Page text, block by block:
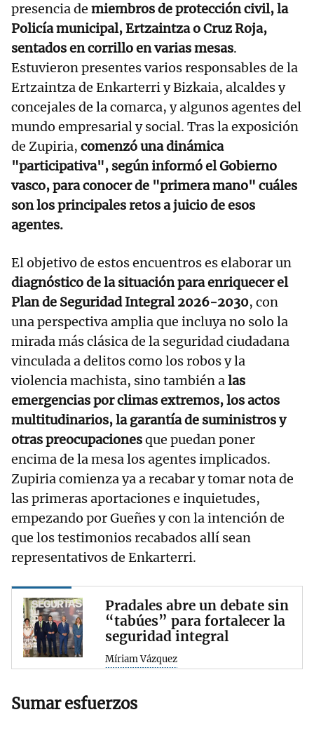
presencia de miembros de protección civil, la
Policía municipal, Ertzaintza o Cruz Roja,
sentados en corrillo en varias mesas.
Estuvieron presentes varios responsables de la
Ertzaintza de Enkarterri y Bizkaia, alcaldes y
concejales de la comarca, y algunos agentes del
mundo empresarial y social. Tras la exposición
de Zupiria, comenzó una dinámica
"participativa", según informó el Gobierno
vasco, para conocer de "primera mano" cuáles
son los principales retos a juicio de esos
agentes.
El objetivo de estos encuentros es elaborar un
diagnóstico de la situación para enriquecer el
Plan de Seguridad Integral 2026-2030, con
una perspectiva amplia que incluya no solo la
mirada más clásica de la seguridad ciudadana
vinculada a delitos como los robos y la
violencia machista, sino también alas
emergencias por climas extremos, los actos
multitudinarios, la garantía de suministros y
otras preocupacionesque puedan poner
encima de la mesa los agentes implicados.
Zupiria comienza ya a recabar y tomar nota de
las primeras aportaciones e inquietudes,
empezando por Gueñes y con la intención de
que los testimonios recabados allí sean
representativos de Enkarterri.
Pradales abre un debate sin
“tabúes” para fortalecer la
seguridad integral
Míriam Vázquez
Sumar esfuerzos